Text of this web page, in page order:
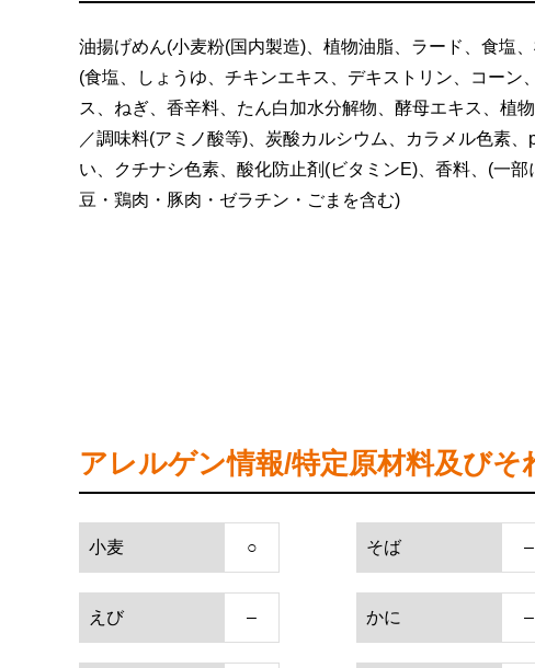
油揚げめん(小麦粉(国内製造)、植物油脂、ラード、食塩
(食塩、しょうゆ、チキンエキス、デキストリン、コーン
ス、ねぎ、香辛料、たん白加水分解物、酵母エキス、植
／調味料(アミノ酸等)、炭酸カルシウム、カラメル色素
い、クチナシ色素、酸化防止剤(ビタミンE)、香料、(一部
豆・鶏肉・豚肉・ゼラチン・ごまを含む)
アレルゲン情報/特定原材料及び
小麦 ○ そば –
えび – かに –